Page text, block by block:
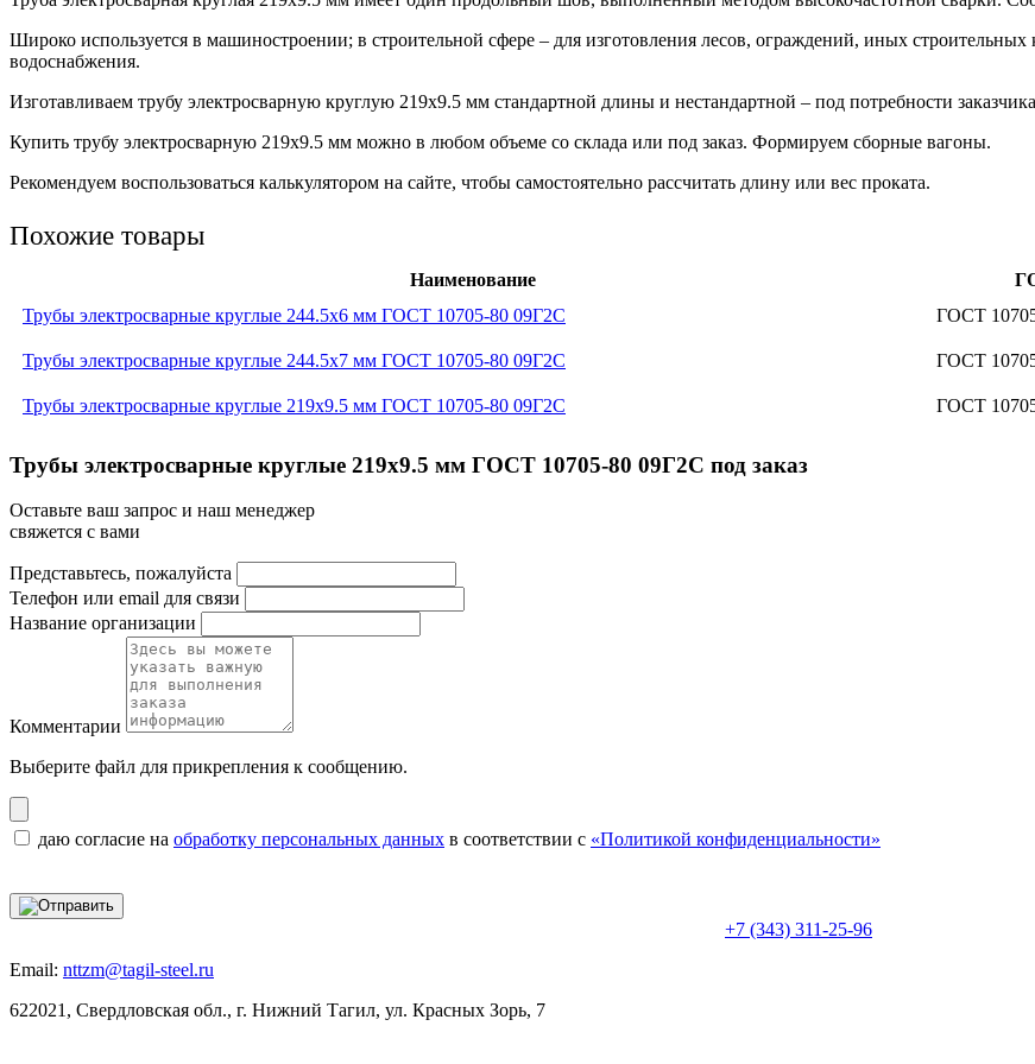
Широко используется в машиностроении; в строительной сфере – для изготовления лесов, ограждений, иных
водоснабжения.
Изготавливаем трубу электросварную круглую 219х9.5 мм стандартной длины и нестандартной – под потребности
Купить трубу электросварную 219х9.5 мм можно в любом объеме со склада или под заказ. Формируем сборные вагоны.
Рекомендуем воспользоваться калькулятором на сайте, чтобы самостоятельно рассчитать длину или вес проката.
Похожие товары
Наименование
Трубы электросварные круглые 244.5x6 мм ГОСТ 10705-80 09Г2С
ГОСТ
Трубы электросварные круглые 244.5x7 мм ГОСТ 10705-80 09Г2С ГОСТ
Трубы электросварные круглые 219x9.5 мм ГОСТ 10705-80 09Г2С ГОСТ
Трубы электросварные круглые 219x9.5 мм ГОСТ 10705-80 09Г2С под заказ
Оставьте ваш запрос и наш менеджер
свяжется с вами
Представьтесь, пожалуйста
Телефон или email для связи
Название организации
Комментарии
Выберите файл для прикрепления к сообщению.
даю согласие на обработку персональных данных в соответствии с «Политикой конфиденциальности»
+7 (343) 311-25-96
Email: nttzm@tagil-steel.ru
622021, Свердловская обл., г. Нижний Тагил, ул. Красных Зорь, 7